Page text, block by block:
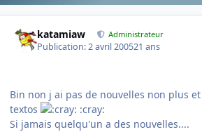
katamiaw Administrateur
Publication:2 avril 200521 ans
Bin non j ai pas de nouvelles non plus
textos
:cray:
Si jamais quelqu'un a des nouvelles....